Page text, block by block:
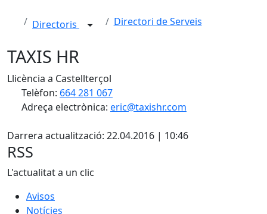
Directoris Directori de Serveis
TAXIS HR
Llicència a Castellterçol
Telèfon: 664 281 067
Adreça electrònica: eric@taxishr.com
Darrera actualització: 22.04.2016 | 10:46
RSS
L'actualitat a un clic
Avisos
Notícies